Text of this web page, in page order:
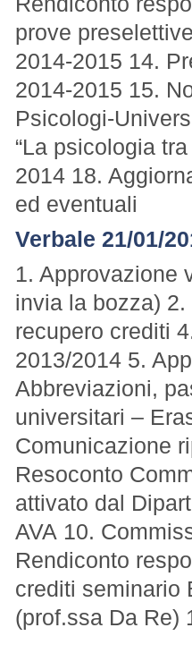
prove
2014-2015 14.
2014-2015 15.
Psicologi-
“La psicologia
2014 18.
ed eventuali
Verbale 21/01/
1. Approvazione
invia la bozza)
recupero crediti
2013/2014 5.
Abbreviazioni,
universitari –
Comunicazione
Resoconto
attivato dal
AVA 10.
Rendiconto
crediti seminario
(prof.ssa Da Re)